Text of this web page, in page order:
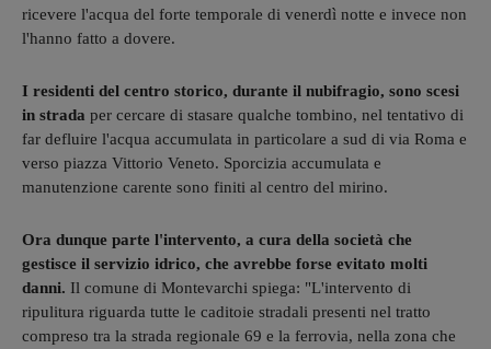
ricevere l'acqua del forte temporale di venerdì notte e invece non
l'hanno fatto a dovere.
I residenti del centro storico, durante il nubifragio, sono scesi
in strada per cercare di stasare qualche tombino, nel tentativo di
far defluire l'acqua accumulata in particolare a sud di via Roma e
verso piazza Vittorio Veneto. Sporcizia accumulata e
manutenzione carente sono finiti al centro del mirino.
Ora dunque parte l'intervento, a cura della società che
gestisce il servizio idrico, che avrebbe forse evitato molti
danni. Il comune di Montevarchi spiega: "L'intervento di
ripulitura riguarda tutte le caditoie stradali presenti nel tratto
compreso tra la strada regionale 69 e la ferrovia, nella zona che